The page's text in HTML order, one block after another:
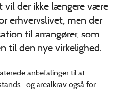
vil der ikke længere være
erhvervslivet, men der
til arrangører, som
til den nye virkelighed.
anbefalinger til at
og arealkrav også for